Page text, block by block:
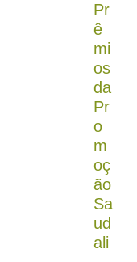
Pr
ê
mi
os
da
Pr
o
m
oç
ão
Sa
ud
ali